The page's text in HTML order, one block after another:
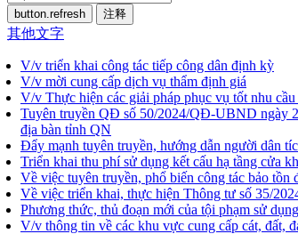
button.refresh 注释
其他文字
V/v triển khai công tác tiếp công dân định kỳ
V/v mời cung cấp dịch vụ thẩm định giá
V/v Thực hiện các giải pháp phục vụ tốt nhu
Tuyên truyền QĐ số 50/2024/QĐ-UBND ngày
địa bàn tỉnh QN
Đẩy mạnh tuyên truyền, hướng dẫn người dân
Triển khai thu phí sử dụng kết cấu hạ tầng
Về việc tuyên truyền, phổ biến công tác bảo tồn
Về việc triển khai, thực hiện Thông tư số 35/
Phương thức, thủ đoạn mới của tội phạm sử
V/v thông tin về các khu vực cung cấp cát, đất,